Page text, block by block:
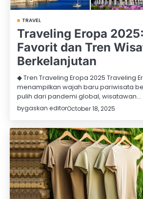
TRAVEL
Traveling Eropa
Favorit dan Tren
Berkelanjutan
◆ Tren Traveling Eropa 2025 Traveling
menampilkan wajah baru pariwisata
pulih dari pandemi global, wisatawan…
bygaskan editorOctober 18, 2025